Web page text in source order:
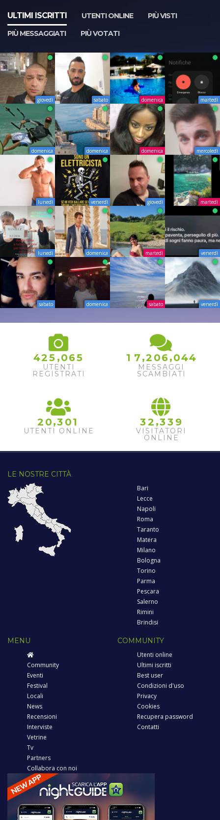
ULTIMI ISCRITTI UTENTI ONLINE
PIÙ VISTI
PIÙ MESSAGGIATI
PIÙ VOTATI
giovedì sabato domenica martedì
domenica domenica domenica mercoledì
lunedì venerdì giovedì martedì
lunedì domenica martedì venerdì
sabato domenica sabato venerdì
425 ,065
UTENTI
REGISTRATI
1 7 ,2 06,044
MESSAGGI
SCAMBIATI
2 0,3 01
UTENTI ONLINE
32 ,33 9
VISITATORI
ONLINE
LE NOSTRE CITTÀ
Bari
Lecce
Napoli
Roma
Taranto
Matera
Milano
Bologna
Torino
Parma
Pescara
Salerno
Rimini
Brindisi
MENU
Community
Eventi
Festival
Locali
News
Recensioni
Interviste
Vetrine
Tv
Partners
Collabora con noi
COMMUNITY
Utenti online
Ultimi iscritti
Best user
Condizioni d'uso
Privacy
Cookies
Recupera password
Contatti